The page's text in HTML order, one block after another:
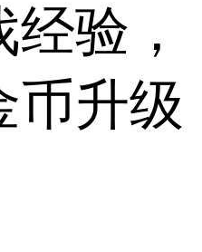
验，
币升级